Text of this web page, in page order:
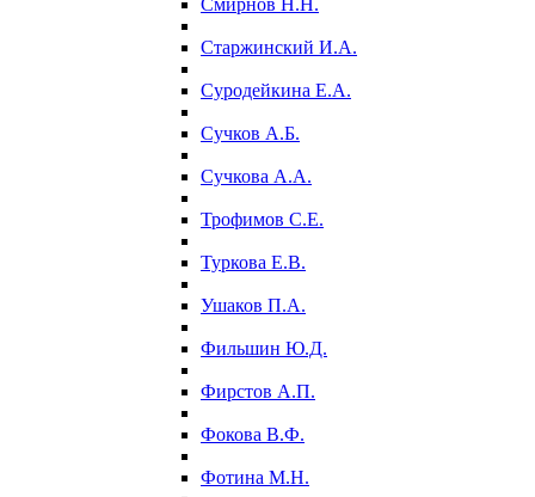
Смирнов Н.Н.
Старжинский И.А.
Суродейкина Е.А.
Сучков А.Б.
Сучкова А.А.
Трофимов С.Е.
Туркова Е.В.
Ушаков П.А.
Фильшин Ю.Д.
Фирстов А.П.
Фокова В.Ф.
Фотина М.Н.